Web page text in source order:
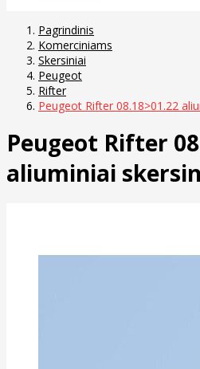
Pagrindinis
Komerciniams
Skersiniai
Peugeot
Rifter
Peugeot Rifter 08.18>01.22
Peugeot Rifter
aliuminiai